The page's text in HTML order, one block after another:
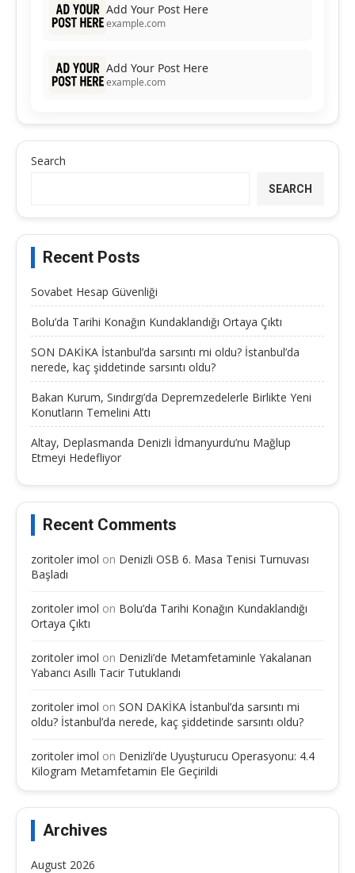
Add Your Post Here
example.com
Add Your Post Here
example.com
Search
SEARCH
Recent Posts
Sovabet Hesap Güvenliği
Bolu’da Tarihi Konağın Kundaklandığı Ortaya Çıktı
SON DAKİKA İstanbul’da sarsıntı mi oldu? İstanbul’da
nerede, kaç şiddetinde sarsıntı oldu?
Bakan Kurum, Sındırgı’da Depremzedelerle Birlikte Yeni
Konutların Temelini Attı
Altay, Deplasmanda Denizli İdmanyurdu’nu Mağlup
Etmeyi Hedefliyor
Recent Comments
zoritoler imol on Denizli OSB 6. Masa Tenisi Turnuvası
Başladı
zoritoler imol on Bolu’da Tarihi Konağın Kundaklandığı
Ortaya Çıktı
zoritoler imol on Denizli’de Metamfetaminle Yakalanan
Yabancı Asıllı Tacir Tutuklandı
zoritoler imol on SON DAKİKA İstanbul’da sarsıntı mi
oldu? İstanbul’da nerede, kaç şiddetinde sarsıntı oldu?
zoritoler imol on Denizli’de Uyuşturucu Operasyonu: 4.4
Kilogram Metamfetamin Ele Geçirildi
Archives
August 2026